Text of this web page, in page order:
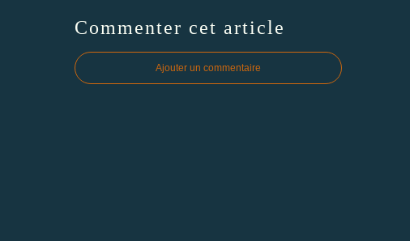
Commenter cet article
Ajouter un commentaire